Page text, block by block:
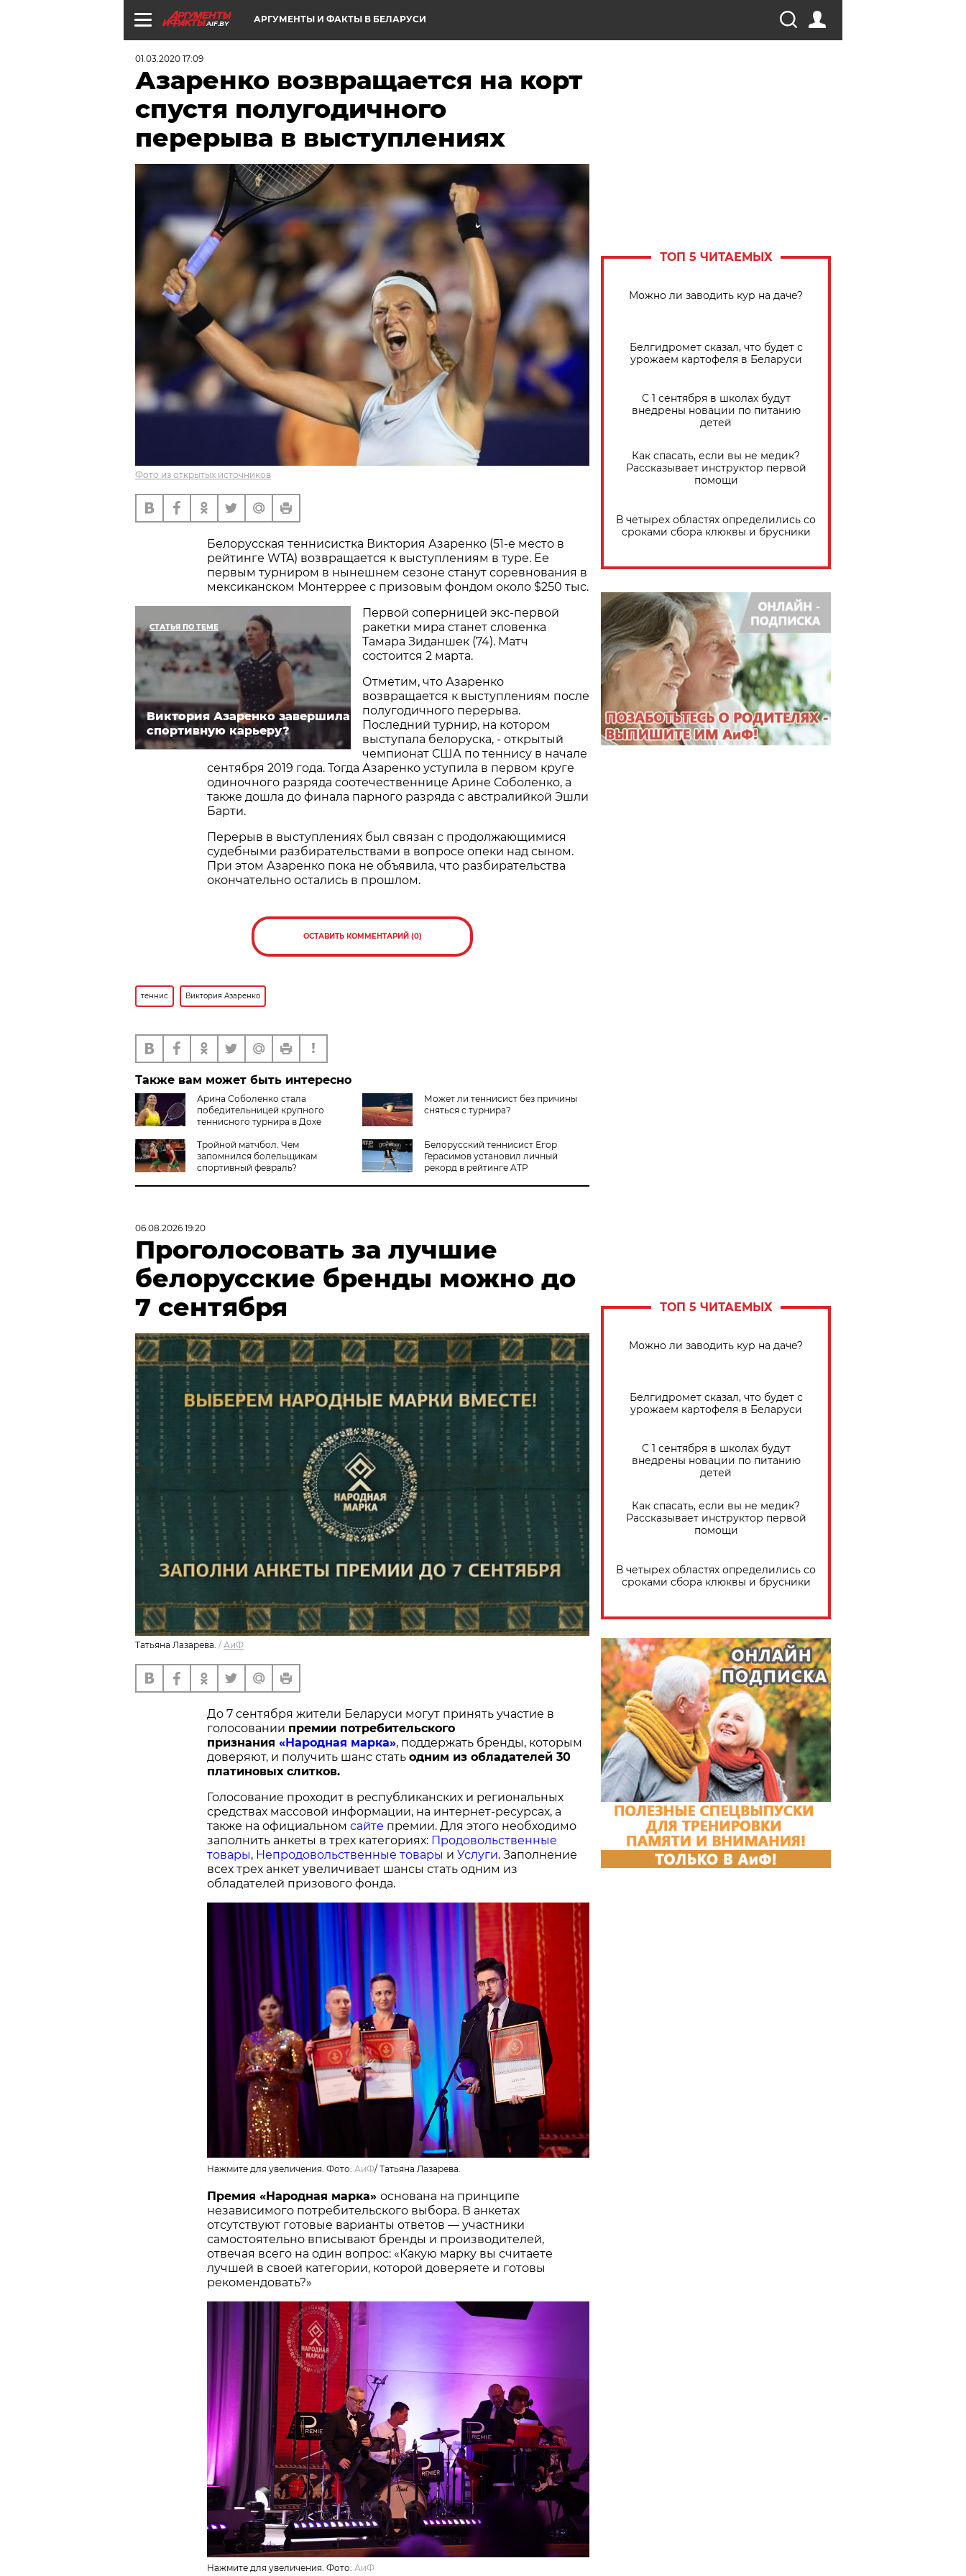
AIF.BY АРГУМЕНТЫ И ФАКТЫ В БЕЛАРУСИ
01.03.2020 17:09
Азаренко возвращается на корт
спустя полугодичного
перерыва в выступлениях
Фото из открытых источников
Белорусская теннисистка Виктория Азаренко (51-е место в
рейтинге WTA) возвращается к выступлениям в туре. Ее
первым турниром в нынешнем сезоне станут соревнования в
мексиканском Монтеррее с призовым фондом около $250 тыс.
СТАТЬЯ ПО ТЕМЕ
Виктория Азаренко завершила
спортивную карьеру?
Первой соперницей экс-первой
ракетки мира станет словенка
Тамара Зиданшек (74). Матч
состоится 2 марта.
Отметим, что Азаренко
возвращается к выступлениям после
полугодичного перерыва.
Последний турнир, на котором
выступала белоруска, - открытый
чемпионат США по теннису в начале
сентября 2019 года. Тогда Азаренко уступила в первом круге
одиночного разряда соотечественнице Арине Соболенко, а
также дошла до финала парного разряда с австралийкой Эшли
Барти.
Перерыв в выступлениях был связан с продолжающимися
судебными разбирательствами в вопросе опеки над сыном.
При этом Азаренко пока не объявила, что разбирательства
окончательно остались в прошлом.
ОСТАВИТЬ КОММЕНТАРИЙ (0)
теннис Виктория Азаренко
Также вам может быть интересно
Арина Соболенко стала
победительницей крупного
теннисного турнира в Дохе
Может ли теннисист без причины
сняться с турнира?
Тройной матчбол. Чем
запомнился болельщикам
спортивный февраль?
Белорусский теннисист Егор
Герасимов установил личный
рекорд в рейтинге ATP
ТОП 5 ЧИТАЕМЫХ
Можно ли заводить кур на даче?
Белгидромет сказал, что будет с
урожаем картофеля в Беларуси
С 1 сентября в школах будут
внедрены новации по питанию
детей
Как спасать, если вы не медик?
Рассказывает инструктор первой
помощи
В четырех областях определились со
сроками сбора клюквы и брусники
06.08.2026 19:20
Проголосовать за лучшие
белорусские бренды можно до
7 сентября
Татьяна Лазарева. / АиФ
До 7 сентября жители Беларуси могут принять участие в
голосовании премии потребительского
признания «Народная марка», поддержать бренды, которым
доверяют, и получить шанс стать одним из обладателей 30
платиновых слитков.
Голосование проходит в республиканских и региональных
средствах массовой информации, на интернет-ресурсах, а
также на официальном сайте премии. Для этого необходимо
заполнить анкеты в трех категориях: Продовольственные
товары, Непродовольственные товары и Услуги. Заполнение
всех трех анкет увеличивает шансы стать одним из
обладателей призового фонда.
Нажмите для увеличения. Фото: АиФ/ Татьяна Лазарева.
Премия «Народная марка» основана на принципе
независимого потребительского выбора. В анкетах
отсутствуют готовые варианты ответов — участники
самостоятельно вписывают бренды и производителей,
отвечая всего на один вопрос: «Какую марку вы считаете
лучшей в своей категории, которой доверяете и готовы
рекомендовать?»
Нажмите для увеличения. Фото: АиФ
ТОП 5 ЧИТАЕМЫХ
Можно ли заводить кур на даче?
Белгидромет сказал, что будет с
урожаем картофеля в Беларуси
С 1 сентября в школах будут
внедрены новации по питанию
детей
Как спасать, если вы не медик?
Рассказывает инструктор первой
помощи
В четырех областях определились со
сроками сбора клюквы и брусники